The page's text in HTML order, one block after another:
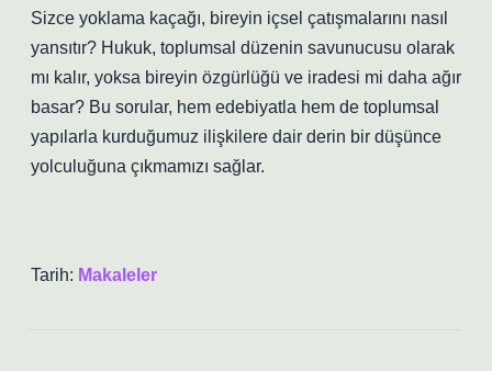
Sizce yoklama kaçağı, bireyin içsel çatışmalarını nasıl
yansıtır? Hukuk, toplumsal düzenin savunucusu olarak
mı kalır, yoksa bireyin özgürlüğü ve iradesi mi daha ağır
basar? Bu sorular, hem edebiyatla hem de toplumsal
yapılarla kurduğumuz ilişkilere dair derin bir düşünce
yolculuğuna çıkmamızı sağlar.
Tarih: Makaleler